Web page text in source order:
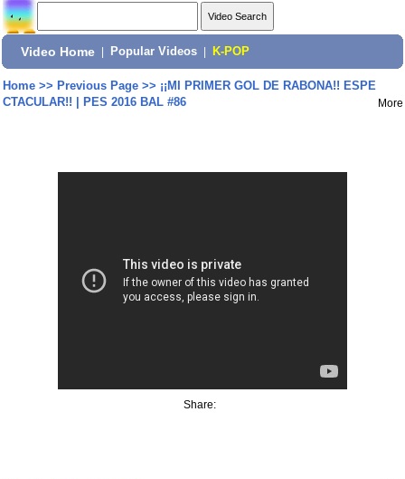
Video Home Popular Videos K-POP
Home>> Previous Page>> ¡¡MI PRIMER GOL DE RABONA!! ESPE
CTACULAR!! | PES 2016 BAL #86
More
Share: